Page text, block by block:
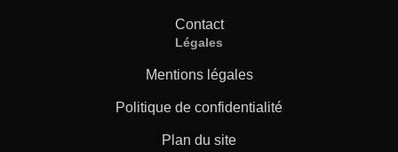
Contact
Légales
Mentions légales
Politique de confidentialité
Plan du site